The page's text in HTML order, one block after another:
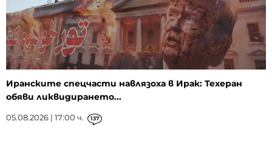
Иранските спецчасти навлязоха в Ирак: Техеран
обяви ликвидирането...
05.08.2026 | 17:00 ч. 137